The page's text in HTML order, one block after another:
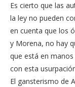
Es cierto que las
la ley no pueden
en cuenta que los
y Morena, no hay
que está en
con esta
El gansterismo de